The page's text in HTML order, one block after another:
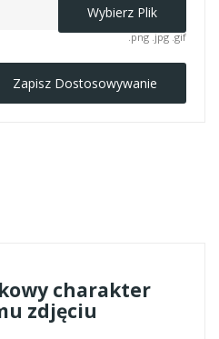
Wybierz Plik
.png .jpg .gif
Zapisz Dostosowywanie
charakter
zdjęciu